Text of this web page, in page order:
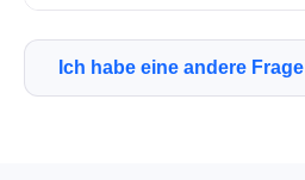
Ich habe eine andere Frage